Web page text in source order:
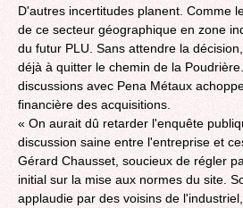
D'autres incertitudes planent. Comme
de ce secteur géographique en zone
du futur PLU. Sans attendre la
déjà à quitter le chemin de la
discussions avec Pena Métaux
financière des acquisitions.
« On aurait dû retarder l'enquête
discussion saine entre l'entreprise et
Gérard Chausset, soucieux de régler
initial sur la mise aux normes du site.
applaudie par des voisins de